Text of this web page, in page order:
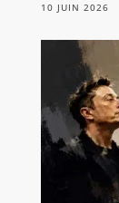
10 JUIN 2026